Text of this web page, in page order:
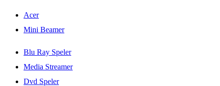
Acer
Mini Beamer
Blu Ray Speler
Media Streamer
Dvd Speler